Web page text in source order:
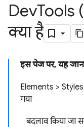
DevTools
क्या है
इस पेज पर, यह
Elements >
गया
बदलाव किया जा